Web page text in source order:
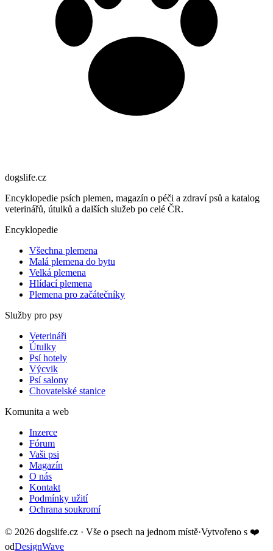
dogslife.cz
Encyklopedie psích plemen, magazín o péči a zdraví psů a katalog
veterinářů, útulků a dalších služeb po celé ČR.
Encyklopedie
Všechna plemena
Malá plemena do bytu
Velká plemena
Hlídací plemena
Plemena pro začátečníky
Služby pro psy
Veterináři
Útulky
Psí hotely
Výcvik
Psí salony
Chovatelské stanice
Komunita a web
Inzerce
Fórum
Vaši psi
Magazín
O nás
Kontakt
Podmínky užití
Ochrana soukromí
© 2026 dogslife.cz · Vše o psech na jednom místě·Vytvořeno s ❤️
odDesignWave